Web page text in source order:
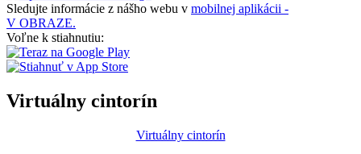
Sledujte informácie z nášho webu v mobilnej aplikácii -
V OBRAZE.
Voľne k stiahnutiu:
Virtuálny cintorín
Virtuálny cintorín